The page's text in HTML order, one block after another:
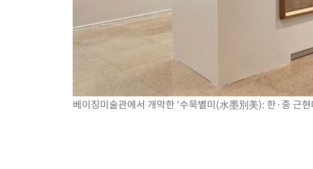
베이징미술관에서 개막한 '수묵별미(水墨別美): 한·중 근